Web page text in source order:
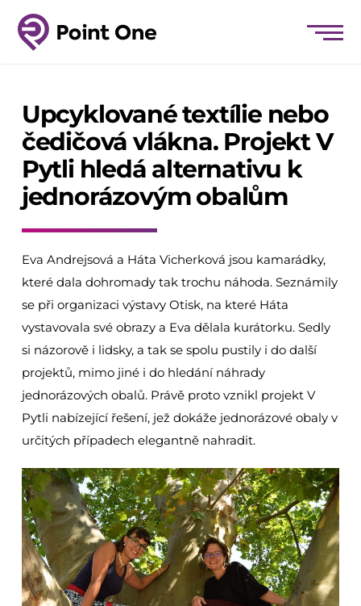
Upcyklované textílie nebo
čedičová vlákna. Projekt V
Pytli hledá alternativu k
jednorázovým obalům
Eva Andrejsová a Háta Vicherková jsou kamarádky,
které dala dohromady tak trochu náhoda. Seznámily
se při organizaci výstavy Otisk, na které Háta
vystavovala své obrazy a Eva dělala kurátorku. Sedly
si názorově i lidsky, a tak se spolu pustily i do další
projektů, mimo jiné i do hledání náhrady
jednorázových obalů. Právě proto vznikl projekt V
Pytli nabízející řešení, jež dokáže jednorázové obaly v
určitých případech elegantně nahradit.